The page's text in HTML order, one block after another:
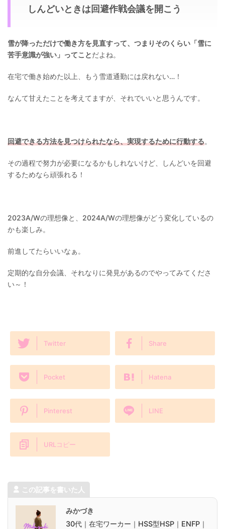
しんどいときは回避作戦会議を開こう
雪が降っただけで働き方を見直すって、つまりそのくらい「雪に
苦手意識が強い」ってことだよね。
在宅で働き始めた以上、もう雪道通勤には戻れない…！
なんて甘えたことを考えてますが、それでいいと思うんです。
回避できる方法を見つけられたなら、実現するために行動する。
その過程で努力が必要になるかもしれないけど、しんどいを回避
するためなら頑張れる！
2023A/Wの理想像と、2024A/Wの理想像がどう変化しているの
かも楽しみ。
前進してたらいいなぁ。
定期的な自分会議、それなりに発見があるのでやってみてくださ
い～！
Twitter Share
Pocket Hatena
Pinterest LINE
URLコピー
この記事を書いた人
みかづき
30代｜在宅ワーカー｜HSS型HSP｜ENFP｜